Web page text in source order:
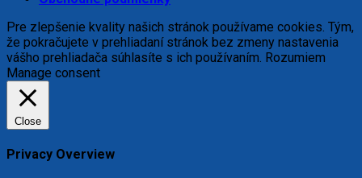
Pre zlepšenie kvality našich stránok používame cookies. Tým,
že pokračujete v prehliadaní stránok bez zmeny nastavenia
vášho prehliadača súhlasíte s ich používaním. Rozumiem
Manage consent
Close
Privacy Overview